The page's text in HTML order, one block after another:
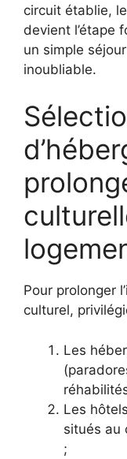
circuit établie,
devient l’étape
un simple
inoubliable.
Pour prolonger
culturel,
Les
Les
situés au
;